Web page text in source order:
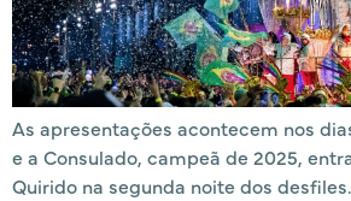
As apresentações acontecem nos
e a Consulado, campeã de 2025,
Quirido na segunda noite dos desfiles.